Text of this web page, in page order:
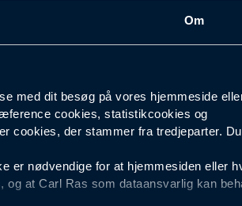
Om
med dit besøg på vores hjemmeside
cookies, statistikcookies og
cookies, der stammer fra tredjeparter.
er nødvendige for at hjemmesiden eller
at Carl Ras som dataansvarlig kan